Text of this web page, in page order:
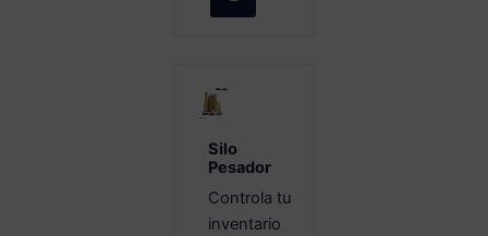
Silo
Pesador
Controla tu
inventario